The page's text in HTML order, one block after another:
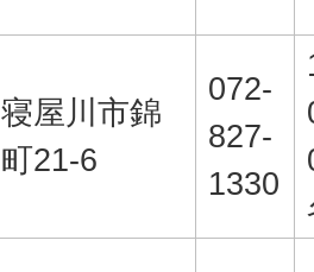
寝屋川市錦
町21-6
072-
827-
1330